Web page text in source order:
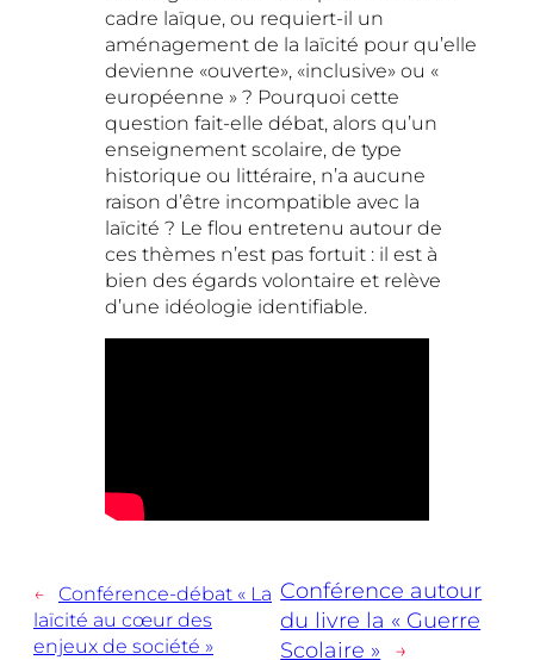
cadre laïque, ou requiert-il un
aménagement de la laïcité pour qu’elle
devienne «ouverte», «inclusive» ou «
européenne » ? Pourquoi cette
question fait-elle débat, alors qu’un
enseignement scolaire, de type
historique ou littéraire, n’a aucune
raison d’être incompatible avec la
laïcité ? Le flou entretenu autour de
ces thèmes n’est pas fortuit : il est à
bien des égards volontaire et relève
d’une idéologie identifiable.
← Conférence-débat « La
laïcité au cœur des
enjeux de société »
Conférence autour
du livre la « Guerre
Scolaire »
→